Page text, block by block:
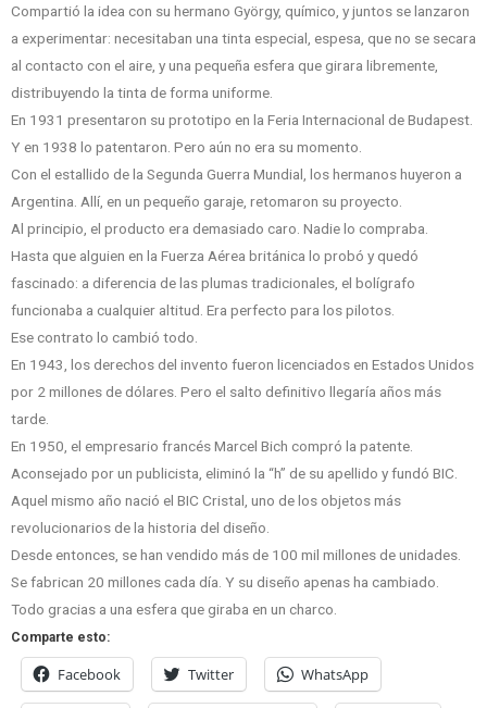
Compartió la idea con su hermano György, químico, y juntos se lanzaron
a experimentar: necesitaban una tinta especial, espesa, que no se secara
al contacto con el aire, y una pequeña esfera que girara libremente,
distribuyendo la tinta de forma uniforme.
En 1931 presentaron su prototipo en la Feria Internacional de Budapest.
Y en 1938 lo patentaron. Pero aún no era su momento.
Con el estallido de la Segunda Guerra Mundial, los hermanos huyeron a
Argentina. Allí, en un pequeño garaje, retomaron su proyecto.
Al principio, el producto era demasiado caro. Nadie lo compraba.
Hasta que alguien en la Fuerza Aérea británica lo probó y quedó
fascinado: a diferencia de las plumas tradicionales, el bolígrafo
funcionaba a cualquier altitud. Era perfecto para los pilotos.
Ese contrato lo cambió todo.
En 1943, los derechos del invento fueron licenciados en Estados Unidos
por 2 millones de dólares. Pero el salto definitivo llegaría años más
tarde.
En 1950, el empresario francés Marcel Bich compró la patente.
Aconsejado por un publicista, eliminó la “h” de su apellido y fundó BIC.
Aquel mismo año nació el BIC Cristal, uno de los objetos más
revolucionarios de la historia del diseño.
Desde entonces, se han vendido más de 100 mil millones de unidades.
Se fabrican 20 millones cada día. Y su diseño apenas ha cambiado.
Todo gracias a una esfera que giraba en un charco.
Comparte esto:
Facebook Twitter WhatsApp